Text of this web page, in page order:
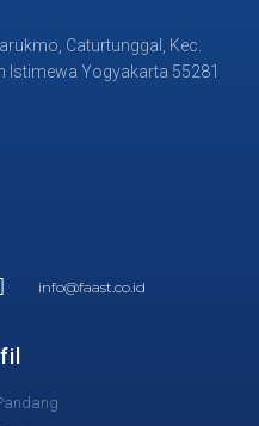
Caturtunggal, Kec.
Istimewa Yogyakarta 55281
info@faast.co.id